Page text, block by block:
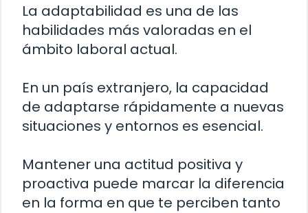
La adaptabilidad es una de las
habilidades más valoradas en el
ámbito laboral actual.
En un país extranjero, la capacidad
de adaptarse rápidamente a nuevas
situaciones y entornos es esencial.
Mantener una actitud positiva y
proactiva puede marcar la diferencia
en la forma en que te perciben tanto